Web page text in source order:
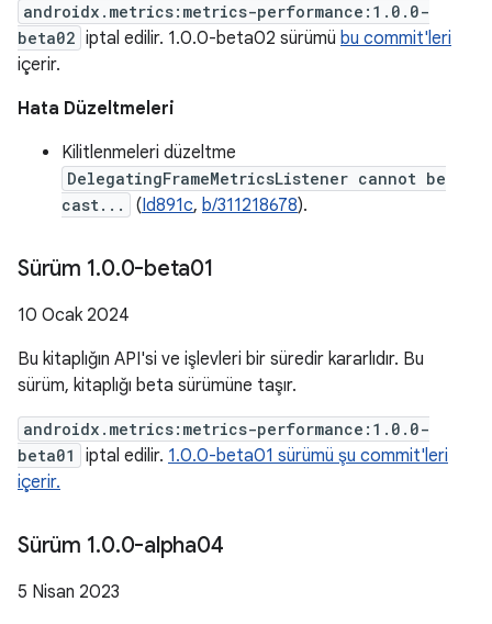
androidx.metrics:metrics-performance:1.0.0-
beta02 iptal edilir. 1.0.0-beta02 sürümü bu commit'leri
içerir.
Hata Düzeltmeleri
Kilitlenmeleri düzeltme
DelegatingFrameMetricsListener cannot be
cast...
(Id891c, b/311218678).
Sürüm 1.0.0-beta01
10 Ocak 2024
Bu kitaplığın API'si ve işlevleri bir süredir kararlıdır. Bu
sürüm, kitaplığı beta sürümüne taşır.
androidx.metrics:metrics-performance:1.0.0-
beta01
iptal edilir. 1.0.0-beta01 sürümü şu commit'leri
içerir.
Sürüm 1.0.0-alpha04
5 Nisan 2023